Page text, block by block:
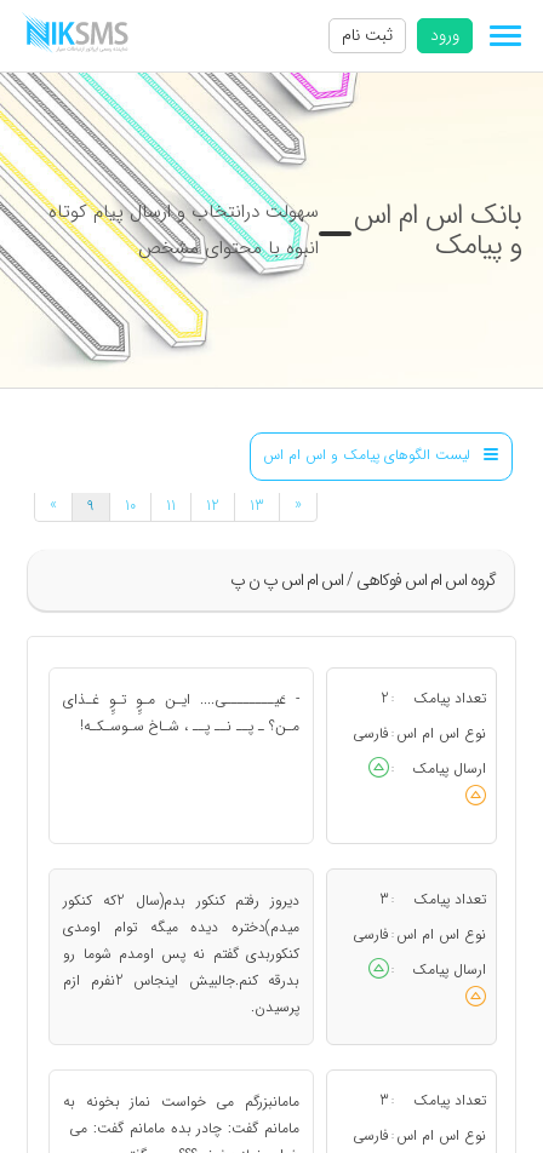
ورود ثبت نام
بانک اس ام اس
و پیامک
سهولت درانتخاب و ارسال پیام کوتاه
انبوه با محتوای مشخص
لیست الگوهای پیامک و اس ام اس
گروه اس ام اس فوکاهی / اس ام اس پ ن پ
» 9 10 11 12 13 «
تعداد پیامک :
2
نوع اس ام اس : فارسی
ارسال پیامک
:
- عَیــــــــی.... ایـن مـوِِِ تـوِِِ غـذای
مـن؟ ـ پــ نــ پــ ، شـاخ سـوسـکـه!
تعداد پیامک :
3
نوع اس ام اس : فارسی
ارسال پیامک
:
دیروز رفتم کنکور بدم(سال 2که کنکور
میدم)دختره دیده میگه توام اومدی
کنکوربدی گفتم نه پس اومدم شوما رو
بدرقه کنم.جالبیش اینجاس 2نفرم ازم
پرسیدن.
تعداد پیامک :
3
نوع اس ام اس : فارسی
مامانبزرگم می خواست نماز بخونه به
مامانم گفت: چادر بده مامانم گفت: می